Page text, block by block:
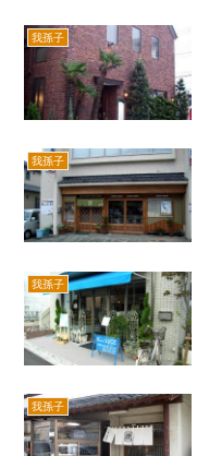
我孫子
我孫子
我孫子
我孫子